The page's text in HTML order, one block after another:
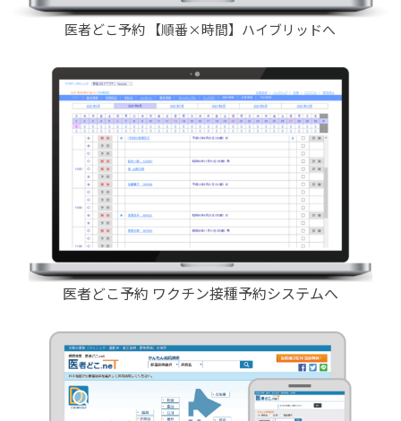
医者どこ予約 【順番×時間】ハイブリッドへ
医者どこ予約 ワクチン接種予約システムへ